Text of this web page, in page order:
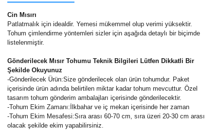
Cin Mısırı
Patlatmalık için idealdir. Yemesi mükemmel olup verimi yüksektir.
Tohum çimlendirme yöntemleri sizler için aşağıda detaylı bir biçimde
listelenmiştir.
Gönderilecek Mısır Tohumu Teknik Bilgileri Lütfen Dikkatli Bir
Şekilde Okuyunuz
-Gönderilecek Ürün:Size gönderilecek olan ürün tohumdur. Paket
içerisinde ürün adında belirtilen miktar kadar tohum mevcuttur. Özel
tasarım tohum gönderim ambalajları içerisinde gönderilecektir.
-Tohum Ekim Zamanı:İlkbahar ve iç mekan içerisinde her zaman
-Tohum Ekim Mesafesi:Sıra arası 60-70 cm, sıra üzeri 20-30 cm arası
olacak şekilde ekim yapabilirsiniz.